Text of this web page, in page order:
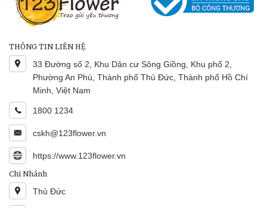
THÔNG TIN LIÊN HỆ
33 Đường số 2, Khu Dân cư Sông Giồng, Khu phố 2,
Phường An Phú, Thành phố Thủ Đức, Thành phố Hồ Chí
Minh, Việt Nam
1800 1234
cskh@123flower.vn
https://www.123flower.vn
Chi Nhánh
Thủ Đức